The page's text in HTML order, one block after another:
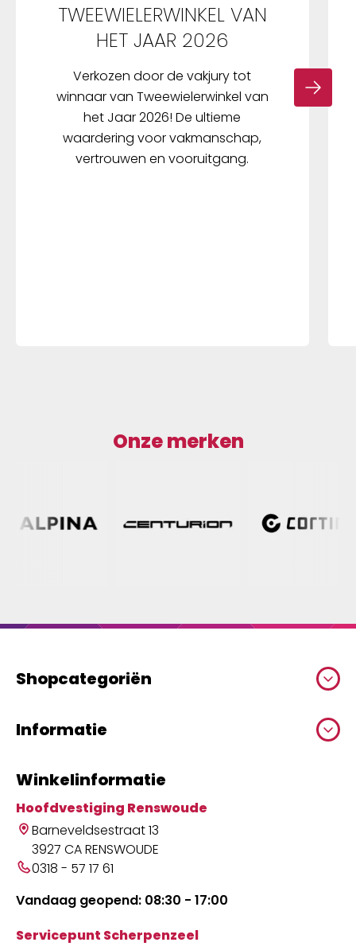
TWEEWIELERWINKEL VAN
HET JAAR 2026
Verkozen door de vakjury tot
winnaar van Tweewielerwinkel van
het Jaar 2026! De ultieme
waardering voor vakmanschap,
vertrouwen en vooruitgang.
Onze merken
Shopcategoriën
Informatie
Winkelinformatie
Hoofdvestiging Renswoude
Barneveldsestraat 13
3927 CA RENSWOUDE
0318 - 57 17 61
Vandaag geopend: 08:30 - 17:00
Servicepunt Scherpenzeel